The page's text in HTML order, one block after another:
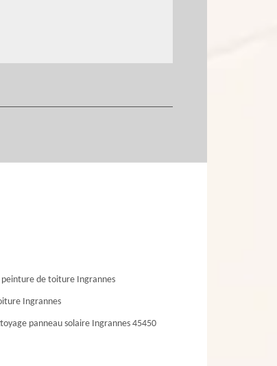
de toiture Ingrannes
Ingrannes
panneau solaire Ingrannes 45450